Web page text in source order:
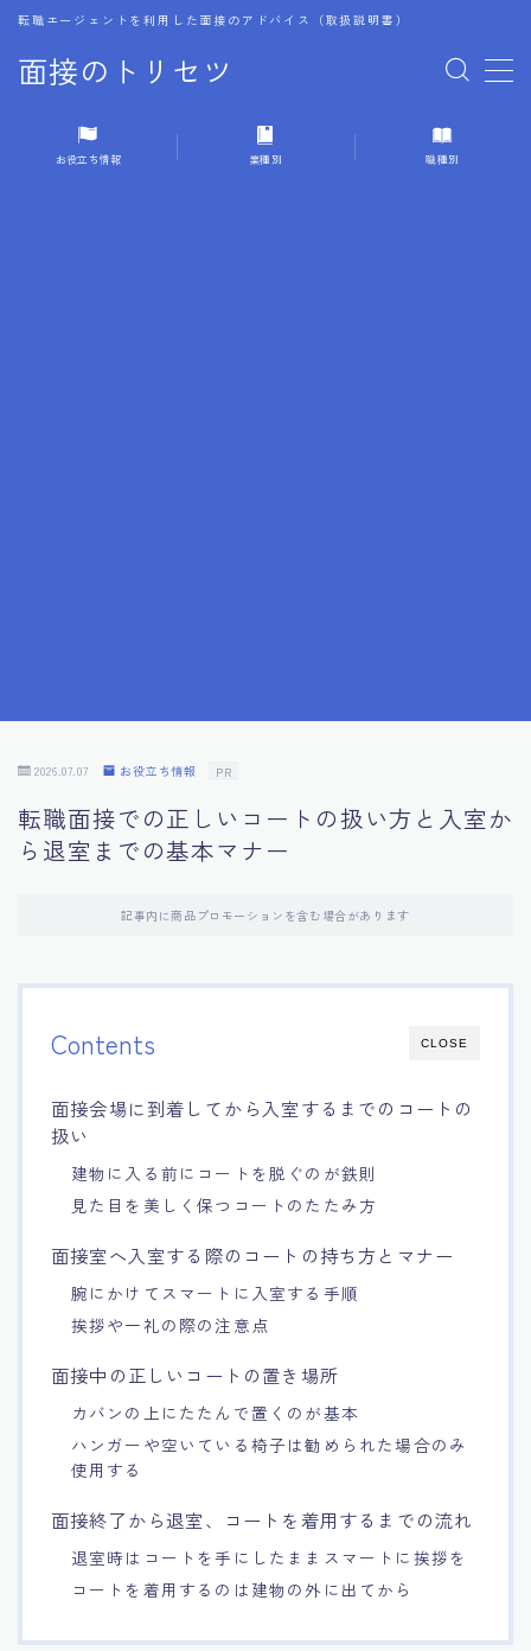
面接のトリセツ
転職エージェントを利用した面接のアドバイス（取扱説明書）
MENU
1.成功する面接戦略
10.フィードバックを活用する方法
11.オンライン面接の成功への鍵
14.キャリアアップのための面接戦略
15.職場適応力をアピールする方法
16.エージェントと良好な関係を築く方法
18.転職後の職場に適応するためのヒント
お役立ち情報 業種別 職種別
2026.07.07 お役立ち情報 PR
転職面接での正しいコートの扱い方と入室か
ら退室までの基本マナー
記事内に商品プロモーションを含む場合があります
CLOSE
Contents
面接会場に到着してから入室するまでのコートの
扱い
建物に入る前にコートを脱ぐのが鉄則
見た目を美しく保つコートのたたみ方
面接室へ入室する際のコートの持ち方とマナー
腕にかけてスマートに入室する手順
挨拶や一礼の際の注意点
面接中の正しいコートの置き場所
カバンの上にたたんで置くのが基本
ハンガーや空いている椅子は勧められた場合のみ
使用する
面接終了から退室、コートを着用するまでの流れ
退室時はコートを手にしたままスマートに挨拶を
コートを着用するのは建物の外に出てから